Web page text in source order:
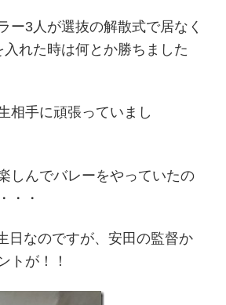
ー3人が選抜の解散式で居なく
れた時は何とか勝ちました
相手に頑張っていまし
しんでバレーをやっていたの
・・
日なのですが、安田の監督か
トが！！